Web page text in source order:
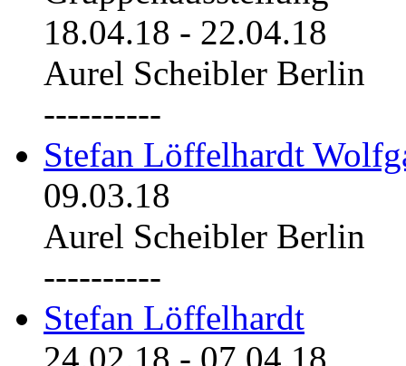
18.04.18 - 22.04.18
Aurel Scheibler Berlin
----------
Stefan Löffelhardt
09.03.18
Aurel Scheibler Berlin
----------
Stefan Löffelhardt
24.02.18 - 07.04.18